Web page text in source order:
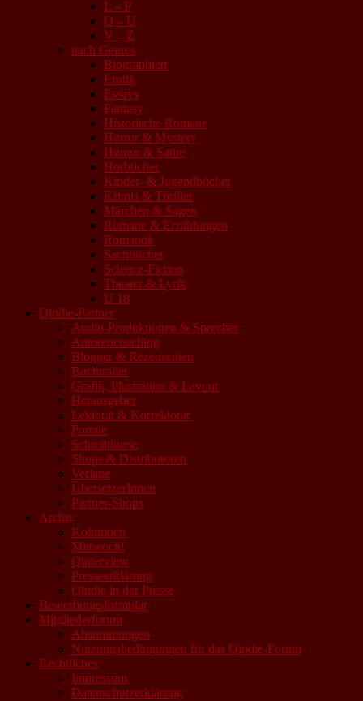
L – P
Q – U
V – Z
nach Genres
Biographien
Erotik
Essays
Fantasy
Historische Romane
Horror & Mystery
Humor & Satire
Hörbücher
Kinder- & Jugendbücher
Krimis & Thriller
Märchen & Sagen
Romane & Erzählungen
Romantik
Sachbücher
Science-Fiction
Theater & Lyrik
U 18
Qindie-Partner
Audio-Produktionen & Sprecher
Autorencoaching
Blogger & Rezensenten
Buchtrailer
Grafik, Illustration & Layout
Herausgeber
Lektorat & Korrektorat
Portale
Schreibkurse
Shops & Distributoren
Verlage
ÜbersetzerInnen
Partner-Shops
Archiv
Kolumnen
Mittwoch!
Qinterview
Presseerklärung
Qindie in der Presse
Bewerbungsformular
Mitgliederforum
Abstimmungen
Nutzungsbedingungen für das Qindie-Forum
Rechtliches
Impressum
Datenschutzerklärung